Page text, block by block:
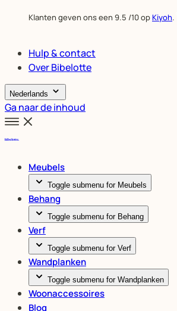
Klanten geven ons een 9.5 /10 opKiyoh.
Hulp & contact
Over Bibelotte
Nederlands
Ga naar de inhoud
Meubels
Toggle submenu for Meubels
Behang
Toggle submenu for Behang
Verf
Toggle submenu for Verf
Wandplanken
Toggle submenu for Wandplanken
Woonaccessoires
Blog